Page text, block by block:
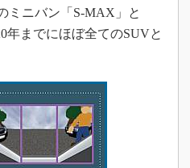
ュリティ
ミニバン「S-MAX」と
年までにほぼ全てのSUVと